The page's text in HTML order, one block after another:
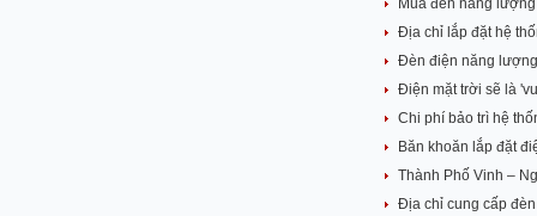
Mua đèn năng
Địa chỉ lắp đặt hệ
Đèn điện năng
Điện mặt trời sẽ là
Chi phí bảo trì hệ
Băn khoăn lắp đặt
Thành Phố Vinh –
Địa chỉ cung cấp